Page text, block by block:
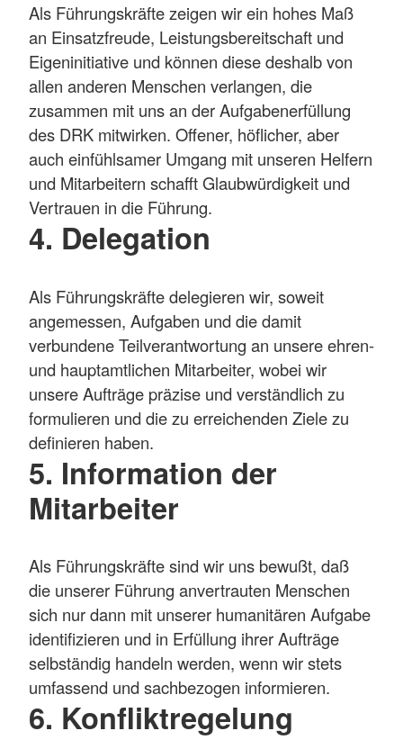
Als Führungskräfte zeigen wir ein hohes Maß
an Einsatzfreude, Leistungsbereitschaft und
Eigeninitiative und können diese deshalb von
allen anderen Menschen verlangen, die
zusammen mit uns an der Aufgabenerfüllung
des DRK mitwirken. Offener, höflicher, aber
auch einfühlsamer Umgang mit unseren Helfern
und Mitarbeitern schafft Glaubwürdigkeit und
Vertrauen in die Führung.
4. Delegation
Als Führungskräfte delegieren wir, soweit
angemessen, Aufgaben und die damit
verbundene Teilverantwortung an unsere ehren-
und hauptamtlichen Mitarbeiter, wobei wir
unsere Aufträge präzise und verständlich zu
formulieren und die zu erreichenden Ziele zu
definieren haben.
5. Information der
Mitarbeiter
Als Führungskräfte sind wir uns bewußt, daß
die unserer Führung anvertrauten Menschen
sich nur dann mit unserer humanitären Aufgabe
identifizieren und in Erfüllung ihrer Aufträge
selbständig handeln werden, wenn wir stets
umfassend und sachbezogen informieren.
6. Konfliktregelung